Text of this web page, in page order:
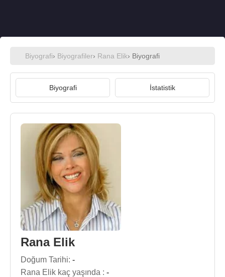
Biyografi› Biyografiler› Rana Elik› Biyografi
Biyografi İstatistik
Rana Elik
Doğum Tarihi: -
Rana Elik kaç yaşında : -